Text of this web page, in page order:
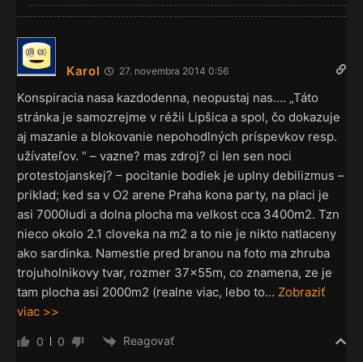
Karol 27. novembra 2014 0:56
Konspiracia nasa kazdodenna, neopustaj nas…. „Táto
stránka je samozrejme v réžii Lipšica a spol, čo dokazuje
aj mazanie a blokovanie nepohodlných príspevkov resp.
užívateľov. “ – vazne? mas zdroj? ci len sen noci
protestojanskej? – pocitanie bodiek je uplny debilizmus –
priklad; ked sa v O2 arene Praha kona party, na placi je
asi 7000ludi a dolna plocha ma velkost cca 3400m2. Tzn
nieco okolo 2.1 cloveka na m2 a to nie je nikto natlaceny
ako sardinka. Namestie pred branou na foto ma zhruba
trojuholnikovy tvar, rozmer 37x55m, co znamena, ze je
tam plocha asi 2000m2 (realne viac, lebo to… Zobraziť
viac >>
0 0 Reagovať